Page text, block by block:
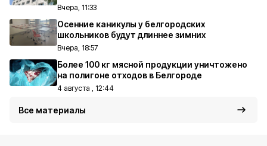
Вчера, 11:33
Осенние каникулы у белгородских
школьников будут длиннее зимних
Вчера, 18:57
Более 100 кг мясной продукции уничтожено
на полигоне отходов в Белгороде
4 августа , 12:44
Все материалы